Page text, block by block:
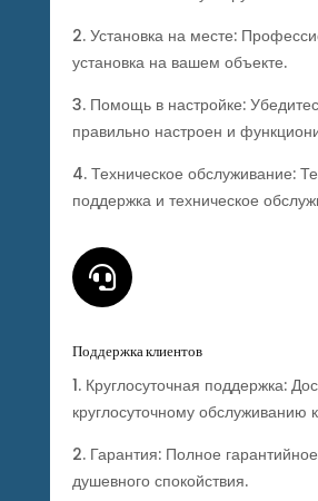
2. Установка на месте:
установка на вашем объекте.
3. Помощь в настройке:
правильно настроен и
4. Техническое обслуживание:
поддержка и техническое

Поддержка клиентов
1. Круглосуточная поддержка:
круглосуточному обслуживанию
2. Гарантия: Полное
душевного спокойствия.